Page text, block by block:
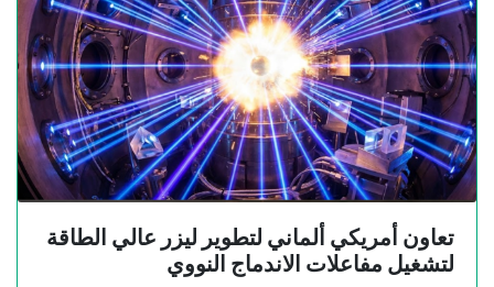
تعاون أمريكي ألماني لتطوير ليزر عالي الطاقة
لتشغيل مفاعلات الاندماج النووي